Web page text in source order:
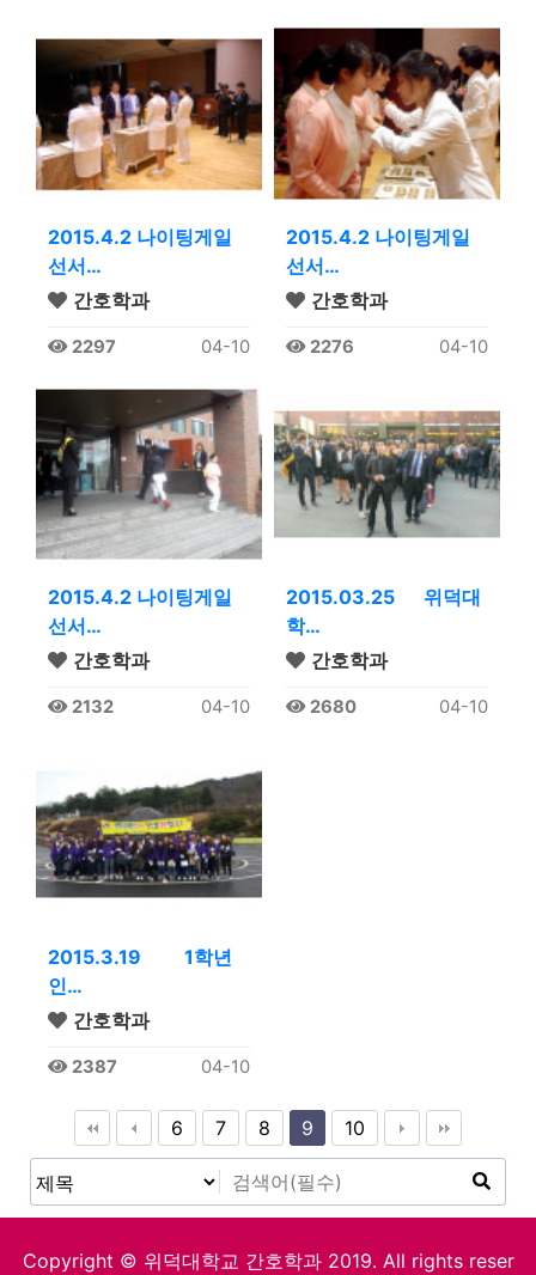
2015.4.2 나이팅게일
선서…
간호학과
2297 04-10
2015.4.2 나이팅게일
선서…
간호학과
2276 04-10
2015.4.2 나이팅게일
선서…
간호학과
2132 04-10
2015.03.25 위덕대
학…
간호학과
2680 04-10
2015.3.19 1학년
인…
간호학과
2387 04-10
6 7 8 9 10
Copyright © 위덕대학교 간호학과 2019. All rights reser